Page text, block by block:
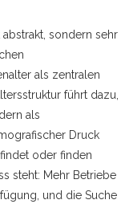
sondern sehr
als zentralen
führt dazu,
als
Druck
oder finden
steht: Mehr Betriebe
und die Suche